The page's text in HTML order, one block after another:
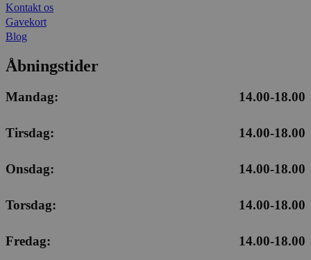
Kontakt os
Gavekort
Blog
Åbningstider
Mandag: 14.00-18.00
Tirsdag: 14.00-18.00
Onsdag: 14.00-18.00
Torsdag: 14.00-18.00
Fredag: 14.00-18.00